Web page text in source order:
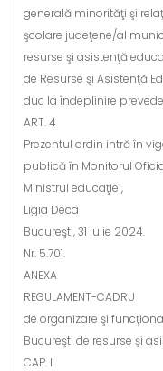
generală minorităţi şi
şcolare judeţene/al
resurse şi asistenţă
de Resurse şi Asistenţă
duc la îndeplinire
ART. 4
Prezentul ordin intră în
publică în Monitorul
Ministrul educaţiei,
Ligia Deca
Bucureşti, 31 iulie 2024.
Nr. 5.701.
ANEXA
REGULAMENT-CADRU
de organizare şi
Bucureşti de resurse şi
CAP. I